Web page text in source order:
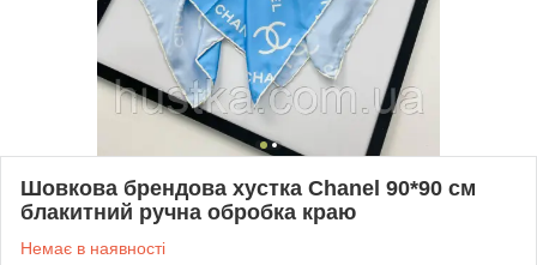
Шовкова брендова хустка Chanel 90*90 см
блакитний ручна обробка краю
Немає в наявності